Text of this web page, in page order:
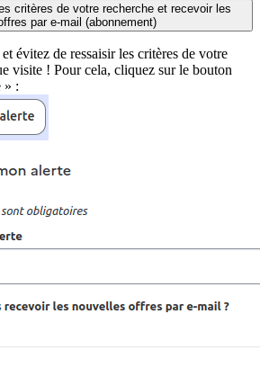
critères de votre recherche et recevoir les
par e-mail (abonnement)
évitez de ressaisir les critères de votre
visite ! Pour cela, cliquez sur le bouton
» :